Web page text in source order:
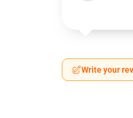
Write your